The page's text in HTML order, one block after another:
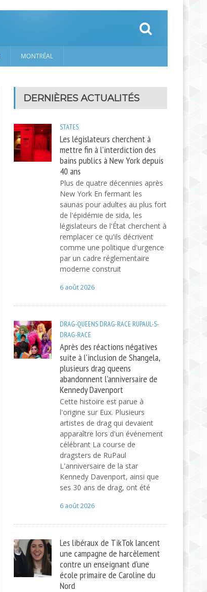
MONTRÉAL
DERNIÈRES ACTUALITÉS
STATES
Les législateurs cherchent à
mettre fin à l'interdiction des
bains publics à New York depuis
40 ans
Plus de quatre décennies après
New York En fermant les
saunas pour adultes au plus fort
de l'épidémie de sida, les
législateurs de l'État cherchent à
remplacer ce qu'ils décrivent
comme une politique d'urgence
par un cadre réglementaire
moderne construit
6 août 2026
DRAG-QUEENS DRAG-RACE RUPAUL-S-
DRAG-RACE
Après des réactions négatives
suite à l'inclusion de Shangela,
plusieurs drag queens
abandonnent l'anniversaire de
Kennedy Davenport
Cette histoire est parue à
l'origine sur Eux. Plusieurs
artistes de drag qui devaient
apparaître lors d'un événement
célébrant La course de
dragsters de RuPaul
L'anniversaire de la star
Kennedy Davenport, ainsi que
ses 30 ans de drag, ont été
6 août 2026
Les libéraux de TikTok lancent
une campagne de harcèlement
contre un enseignant d'une
école primaire de Caroline du
Nord